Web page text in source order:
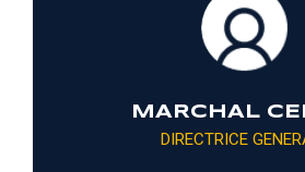
MARCHAL
DIRECTRICE